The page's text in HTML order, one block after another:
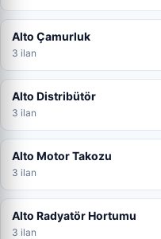
Alto Çamurluk
3 ilan
Alto Distribütör
3 ilan
Alto Motor Takozu
3 ilan
Alto Radyatör Hortumu
3 ilan